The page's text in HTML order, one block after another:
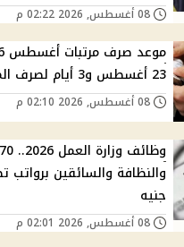
23 أغسطس و3 أيام لصرف المتأخرات
جنيه